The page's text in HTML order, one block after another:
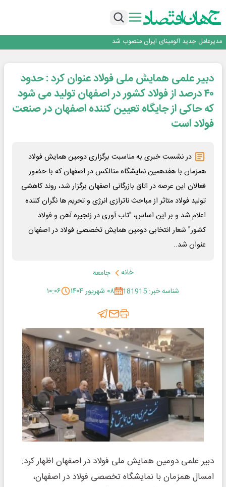
بازگشت فرش ماشینی به اصفهان پس از هفت سال؛ دو نمایشگاه تخصصی در شهر
مدیرعامل جدید آلومینای ایران منصوب شد
رونمایی فولاد غدیر نی ریز از سامانه ی « آقای پولاد»
بازگشت فرش ماشینی به اصفهان پس از هفت سال؛ دو نمایشگاه تخصصی در شهر
نمایشگاهی برگزار می‌شود
عرضه اولیه احیا استیل فولاد بافت
دبیر علمی همایش ملی فولاد عنوان کرد : حدود
۴۰ درصد از فولاد کشور در اصفهان تولید می شود
که حاکی از جایگاه تعیین کننده اصفهان در صنعت
فولاد است
در نشست خبری به مناسبت برگزاری دومین همایش فولاد
همزمان با هفدهمین نمایشگاه متالکس در اصفهان که با حضور
فعالان این عرصه در اتاق بازرگانی اصفهان برگزار شد، روند کاهشی
تولید فولاد متاثر از مباحث ناترازی انرژی و تحریم ها نگران کننده
اعلام شد و بر این اساس، "تاب آوری در زنجیره آهن و فولاد
کشور" شعار انتخابی دومین همایش تخصصی فولاد در اصفهان
عنوان شد..
خانه
جامعه
شناسه خبر: 181915
۰۸ شهریور ۱۴۰۴ ۱۰:۰۶
دبیر علمی دومین همایش ملی فولاد در اصفهان اظهار کرد:
امسال همزمان با نمایشگاه تخصصی فولاد در اصفهان،